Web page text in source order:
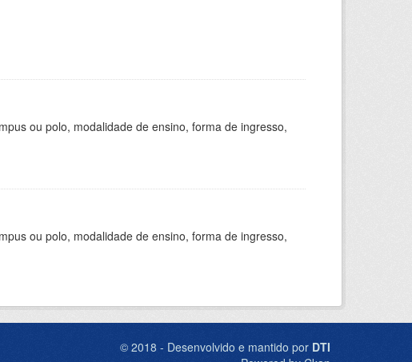
ou polo, modalidade de ensino, forma de ingresso,
ou polo, modalidade de ensino, forma de ingresso,
© 2018 - Desenvolvido e mantido por DTI